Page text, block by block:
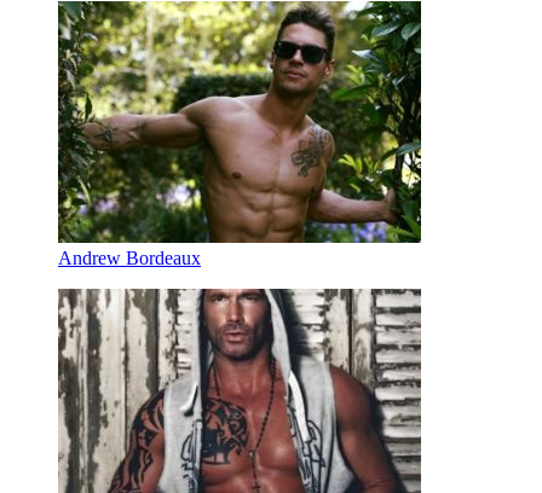
Andrew Bordeaux